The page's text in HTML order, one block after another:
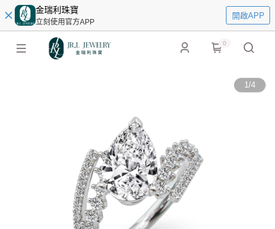
金瑞利珠寶
立刻使用官方APP
開啟APP
0
1/4